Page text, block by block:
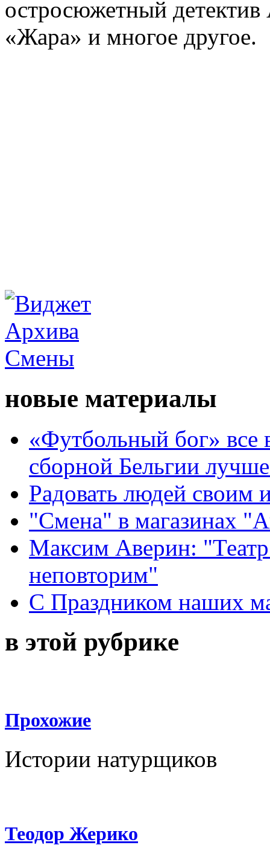
остросюжетный детектив
«Жара» и многое другое.
новые материалы
«Футбольный бог» все
сборной Бельгии
Радовать людей своим
"Смена" в магазинах
Максим Аверин:
неповторим"
С Праздником наших
в этой рубрике
Прохожие
Истории натурщиков
Теодор Жерико